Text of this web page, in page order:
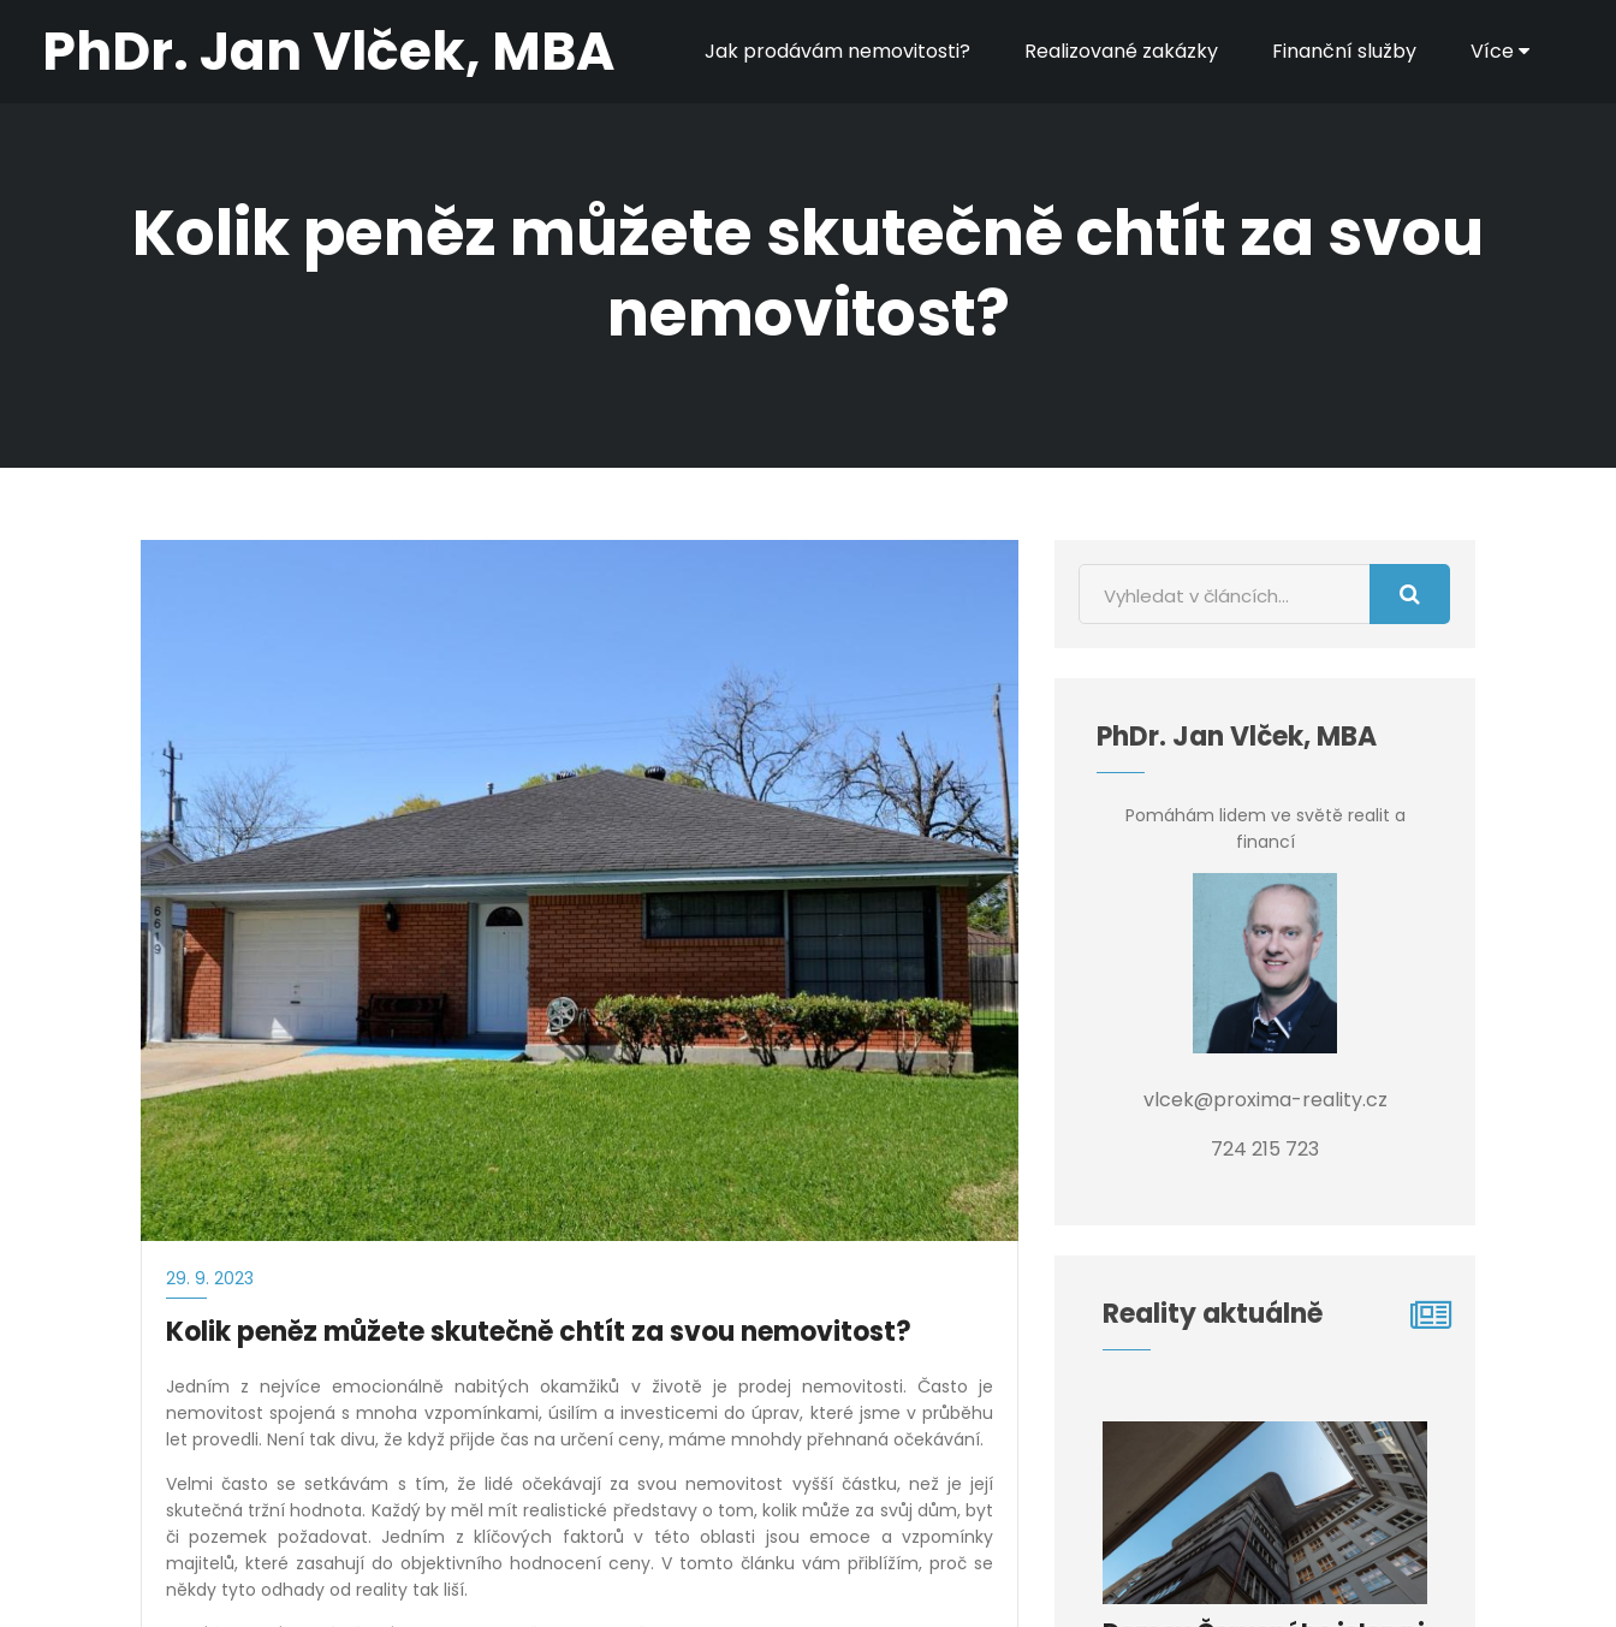
PhDr. Jan Vlček, MBA Jak prodávám nemovitosti? Realizované zakázky Finanční služby Více
Kolik peněz můžete skutečně chtít za svou
nemovitost?
29. 9. 2023
Kolik peněz můžete skutečně chtít za svou nemovitost?
Jedním z nejvíce emocionálně nabitých okamžiků v životě je prodej nemovitosti. Často je
nemovitost spojená s mnoha vzpomínkami, úsilím a investicemi do úprav, které jsme v průběhu
let provedli. Není tak divu, že když přijde čas na určení ceny, máme mnohdy přehnaná očekávání.
Velmi často se setkávám s tím, že lidé očekávají za svou nemovitost vyšší částku, než je její
skutečná tržní hodnota. Každý by měl mít realistické představy o tom, kolik může za svůj dům, byt
či pozemek požadovat. Jedním z klíčových faktorů v této oblasti jsou emoce a vzpomínky
majitelů, které zasahují do objektivního hodnocení ceny. V tomto článku vám přiblížím, proč se
někdy tyto odhady od reality tak liší.
PhDr. Jan Vlček, MBA
Pomáhám lidem ve světě realit a
financí
vlcek@proxima-reality.cz
724 215 723
Reality aktuálně